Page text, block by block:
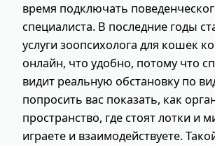
время подключать
специалиста. В последние годы
услуги зоопсихолога для кошек
онлайн, что удобно, потому что
видит реальную обстановку по
попросить вас показать, как
пространство, где стоят лотки и
играете и взаимодействуете.